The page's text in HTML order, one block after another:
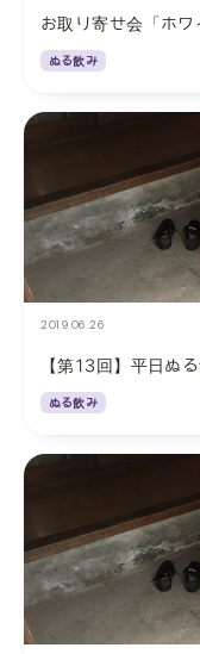
お取り寄せ会「ホ
ぬる飲み
2019.06.26
【第13回】平日ぬ
ぬる飲み